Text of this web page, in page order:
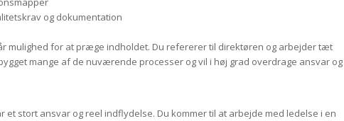
og dokumentation
mulighed for at præge indholdet. Du refererer til direktøren og arbejder tæt
mange af de nuværende processer og vil i høj grad overdrage ansvar og
et stort ansvar og reel indflydelse. Du kommer til at arbejde med ledelse i en